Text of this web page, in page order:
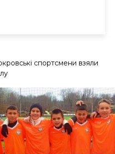
спортсмени взяли